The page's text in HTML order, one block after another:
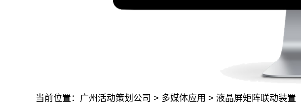
当前位置： 广州活动策划公司 > 多媒体应用 > 液晶屏矩阵联动装置